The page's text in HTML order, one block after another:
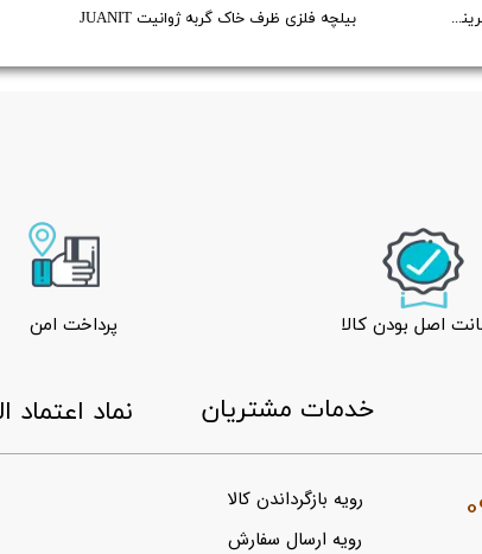
بیلچه فلزی ظرف خاک گربه ژوانیت JUANIT اسپری ضد عفونی کننده بدن سگ و گربه رد اسپرینگ با رایحه هلو و لیمو - Redspring Cat & Dog Body Spray Peach & Lemon Flavour - حجم 150 میلی لیتر
اصل بودن کالا پرداخت امن
رویه بازگرداندن کالا
رویه ارسال سفارش
​خدمات مشتریان ​نماد اعتماد